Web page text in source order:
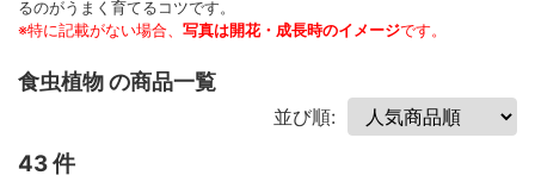
るのがうまく育てるコツです。
※特に記載がない場合、 写真は開花・成長時のイメージです。
食虫植物 の商品一覧
並び順:
43 件